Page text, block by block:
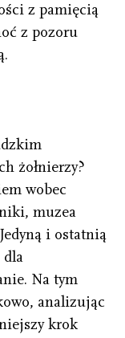
z pamięcią
z pozoru
żołnierzy?
wobec
muzea
i ostatnią
dla
Na tym
analizując
krok